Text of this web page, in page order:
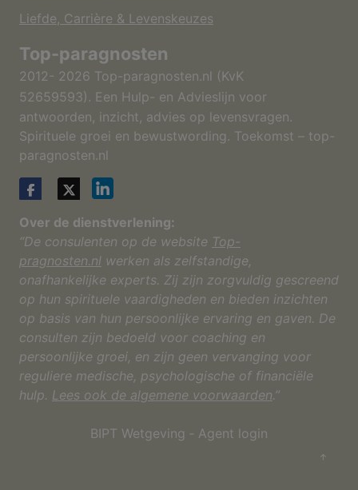
Liefde, Carrière & Levenskeuzes
Top-paragnosten
2012- 2026 Top-paragnosten.nl (KvK
52659593). Een Hulp- en Advieslijn voor
antwoorden, inzicht, advies op levensvragen.
Spirituele groei en bewustwording. Toekomst – top-
paragnosten.nl
Over de dienstverlening:
“De consulenten op de website Top-
pragnosten.nl werken als zelfstandige,
onafhankelijke experts. Zij zijn zorgvuldig gescreend
op hun spirituele vaardigheden en bieden inzichten
op basis van hun persoonlijke ervaring en gaven. De
consulten zijn bedoeld voor coaching en
persoonlijke groei, en zijn geen vervanging voor
reguliere medische, psychologische of financiële
hulp. Lees ook de algemene voorwaarden.”
BIPT Wetgeving ‐ Agent login